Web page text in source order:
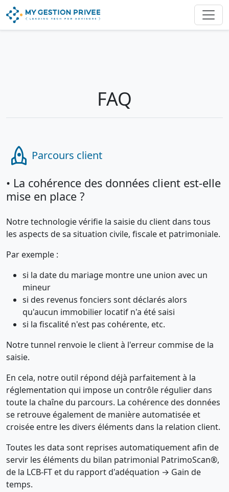
FAQ
rocket Parcours client
• La cohérence des données client est-elle
mise en place ?
Notre technologie vérifie la saisie du client dans tous
les aspects de sa situation civile, fiscale et patrimoniale.
Par exemple :
si la date du mariage montre une union avec un
mineur
si des revenus fonciers sont déclarés alors
qu'aucun immobilier locatif n'a été saisi
si la fiscalité n'est pas cohérente, etc.
Notre tunnel renvoie le client à l'erreur commise de la
saisie.
En cela, notre outil répond déjà parfaitement à la
réglementation qui impose un contrôle régulier dans
toute la chaîne du parcours. La cohérence des données
se retrouve également de manière automatisée et
croisée entre les divers éléments dans la relation client.
Toutes les data sont reprises automatiquement afin de
servir les éléments du bilan patrimonial PatrimoScan®,
de la LCB-FT et du rapport d'adéquation → Gain de
temps.